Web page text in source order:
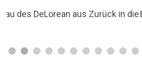
Es hat alle charakteristischen